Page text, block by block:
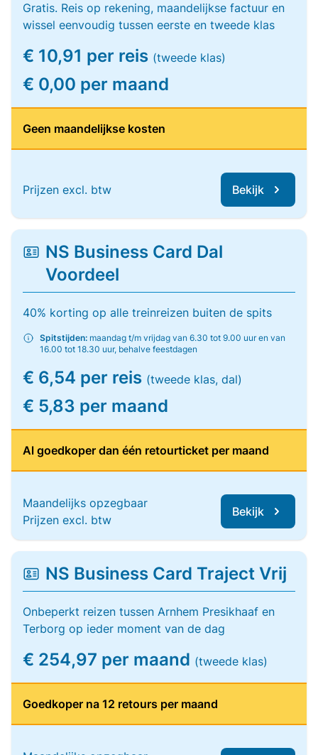
Gratis. Reis op rekening, maandelijkse factuur en
wissel eenvoudig tussen eerste en tweede klas
€ 10,91 per reis (tweede klas)
€ 0,00 per maand
Geen maandelijkse kosten
Prijzen excl. btw Bekijk
NS Business Card Dal
Voordeel
40% korting op alle treinreizen buiten de spits
Spitstijden: maandag t/m vrijdag van 6.30 tot 9.00 uur en van
16.00 tot 18.30 uur, behalve feestdagen
€ 6,54 per reis (tweede klas, dal)
€ 5,83 per maand
Al goedkoper dan één retourticket per maand
Maandelijks opzegbaar
Prijzen excl. btw
Bekijk
NS Business Card Traject Vrij
Onbeperkt reizen tussen Arnhem Presikhaaf en
Terborg op ieder moment van de dag
€ 254,97 per maand (tweede klas)
Goedkoper na 12 retours per maand